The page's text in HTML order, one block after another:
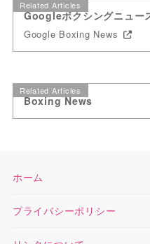
Related Articles
Googleボクシングニュー
Google Boxing News
Related Articles
Boxing News
ホーム
プライバシーポリシー